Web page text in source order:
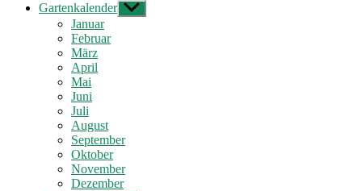
Gartenkalender Untermenü
anzeigen
Januar
Februar
März
April
Mai
Juni
Juli
August
September
Oktober
November
Dezember